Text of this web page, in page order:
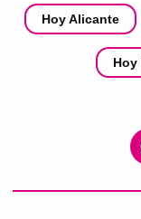
Hoy Alicante
Hoy